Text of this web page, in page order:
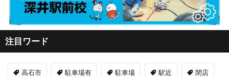
注目ワード
高石市 駐車場有 駐車場 駅近 閉店